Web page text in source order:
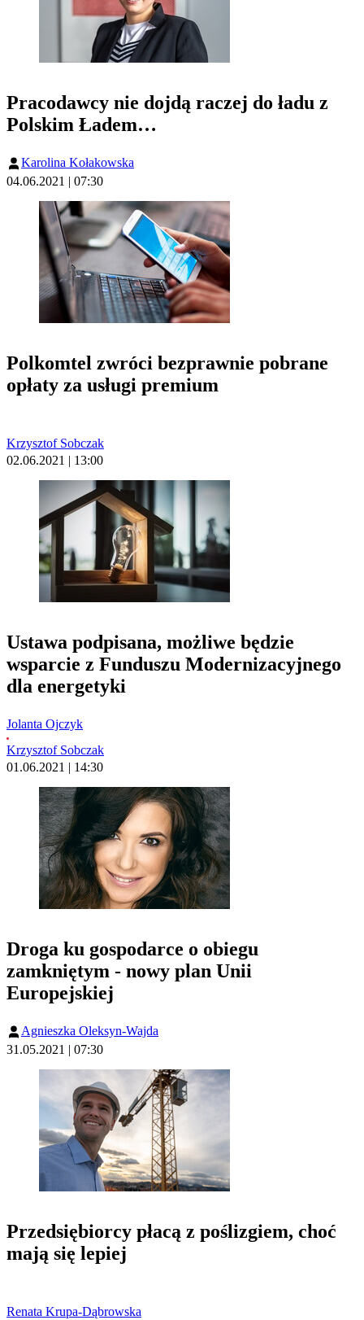
Pracodawcy nie dojdą raczej do ładu z
Polskim Ładem…
Karolina Kołakowska
04.06.2021 | 07:30
Polkomtel zwróci bezprawnie pobrane
opłaty za usługi premium
Krzysztof Sobczak
02.06.2021 | 13:00
Ustawa podpisana, możliwe będzie
wsparcie z Funduszu Modernizacyjnego
dla energetyki
Jolanta Ojczyk
Krzysztof Sobczak
01.06.2021 | 14:30
Droga ku gospodarce o obiegu
zamkniętym - nowy plan Unii
Europejskiej
Agnieszka Oleksyn-Wajda
31.05.2021 | 07:30
Przedsiębiorcy płacą z poślizgiem, choć
mają się lepiej
Renata Krupa-Dąbrowska